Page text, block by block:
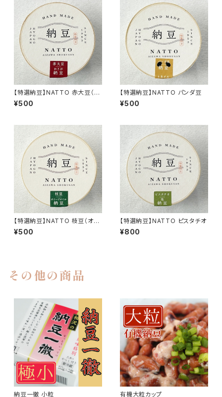
【特選納豆】NATTO 赤大豆（タ
レわさび）
¥500
【特選納豆】NATTO パンダ豆
¥500
【特選納豆】NATTO 枝豆（オリ
ーブオイル）
¥500
【特選納豆】NATTO ピスタチオ
¥800
その他の商品
納豆一徹 小粒 有機大粒カップ